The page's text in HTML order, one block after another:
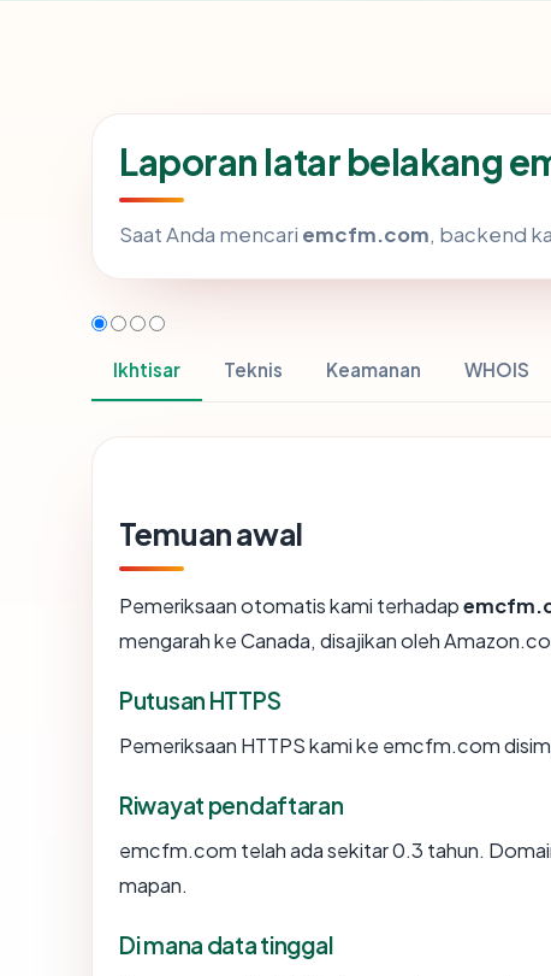
Laporan latar belakang
Saat Anda mencari emcfm.com, backend
Ikhtisar Teknis Keamanan WHOIS
Temuan awal
Pemeriksaan otomatis kami terhadap
mengarah ke Canada, disajikan oleh
Putusan HTTPS
Pemeriksaan HTTPS kami ke emcfm.com
Riwayat pendaftaran
emcfm.com telah ada sekitar 0.3 tahun.
mapan.
Di mana data tinggal